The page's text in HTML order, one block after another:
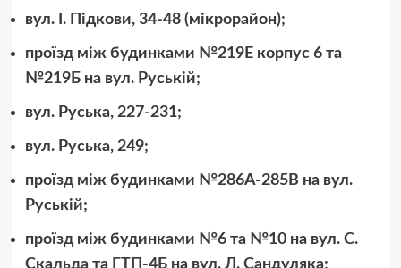
вул. І. Підкови, 34-48 (мікрорайон);
проїзд між будинками №219Е корпус 6 та
№219Б на вул. Руській;
вул. Руська, 227-231;
вул. Руська, 249;
проїзд між будинками №286А-285В на вул.
Руській;
проїзд між будинками №6 та №10 на вул. С.
Скальда та ГТП-4Б на вул. Л. Сандуляка;